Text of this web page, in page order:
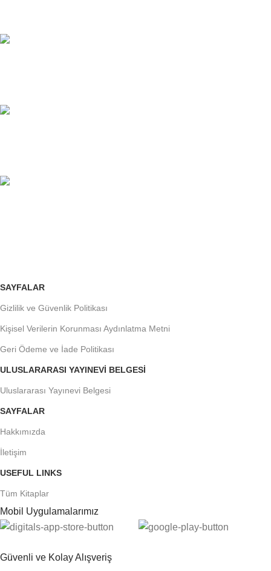
SAYFALAR
Gizlilik ve Güvenlik Politikası
Kişisel Verilerin Korunması Aydınlatma Metni
Geri Ödeme ve İade Politikası
ULUSLARARASI YAYINEVI BELGESI
Uluslararası Yayınevi Belgesi
SAYFALAR
Hakkımızda
İletişim
USEFUL LINKS
Tüm Kitaplar
Mobil Uygulamalarımız
Güvenli ve Kolay Alışveriş